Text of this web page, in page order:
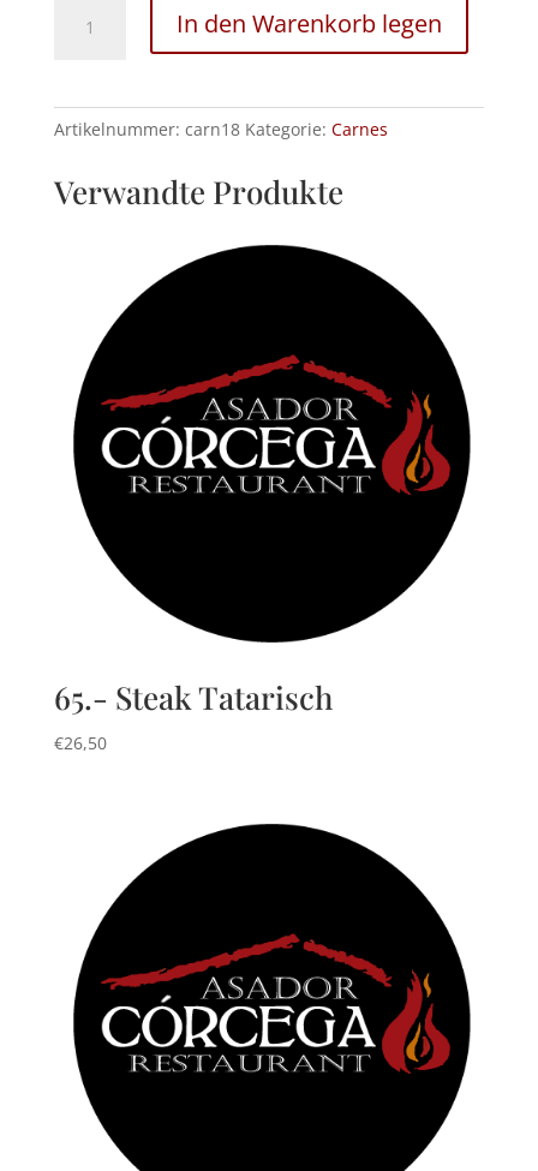
Knuspriges
Backofenkartoffel
In den Warenkorb legen
Artikelnummer: carn18 Kategorie: Carnes
Verwandte Produkte
65.- Steak Tatarisch
€26,50